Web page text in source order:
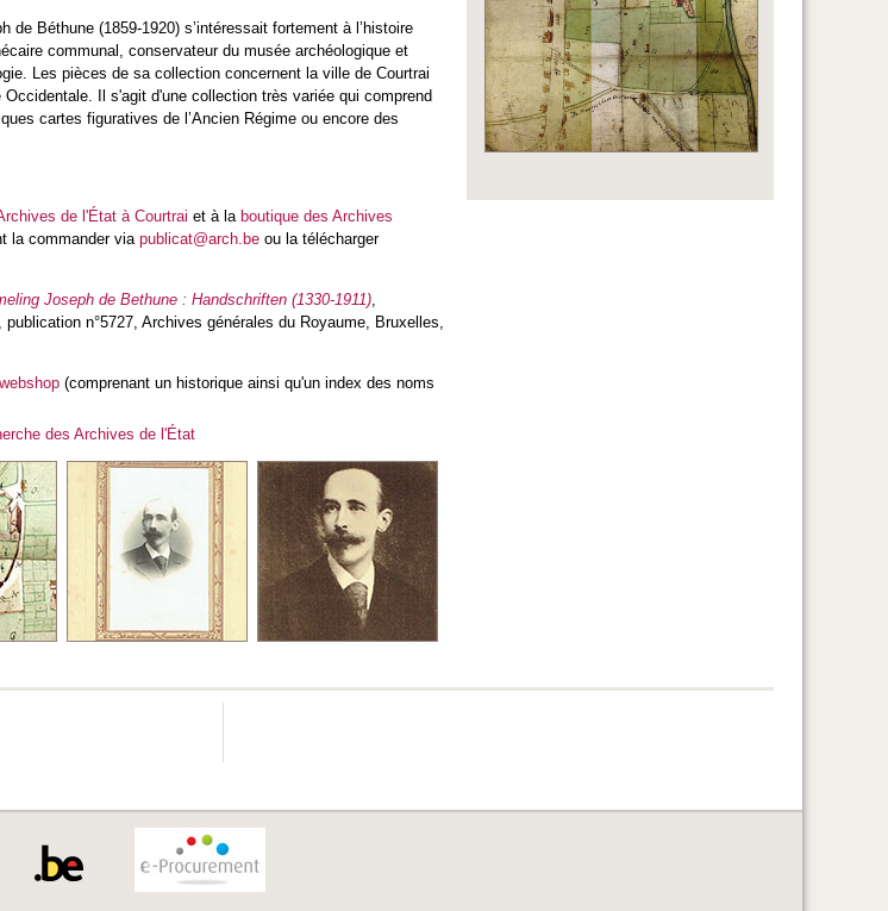
de Béthune (1859-1920) s’intéressait fortement à l’histoire
communal, conservateur du musée archéologique et
Les pièces de sa collection concernent la ville de Courtrai
Il s'agit d'une collection très variée qui comprend
cartes figuratives de l’Ancien Régime ou encore des
de l'État à Courtrai et à la boutique des Archives
la commander via publicat@arch.be ou la télécharger
Joseph de Bethune : Handschriften (1330-1911),
publication n°5727, Archives générales du Royaume, Bruxelles,
(comprenant un historique ainsi qu'un index des noms
des Archives de l'État